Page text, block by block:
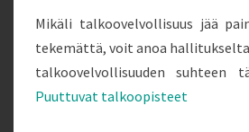
Mikäli talkoovelvollisuus jää
tekemättä, voit anoa
talkoovelvollisuuden suhteen
Puuttuvat talkoopisteet